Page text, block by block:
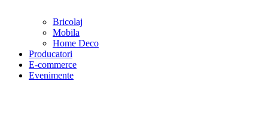
Bricolaj
Mobila
Home Deco
Producatori
E-commerce
Evenimente